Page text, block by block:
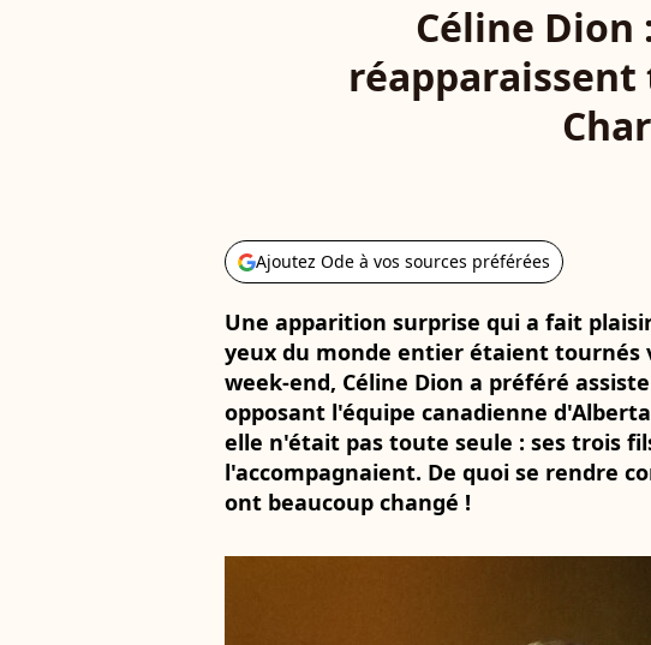
Céline Dion
réapparaissent
Ajoutez Ode à vos sources préférées
Une apparition surprise qui a fait
yeux du monde entier étaient tournés
week-end, Céline Dion a préféré
opposant l'équipe canadienne
elle n'était pas toute seule : ses trois
l'accompagnaient. De quoi se rendre
ont beaucoup changé !